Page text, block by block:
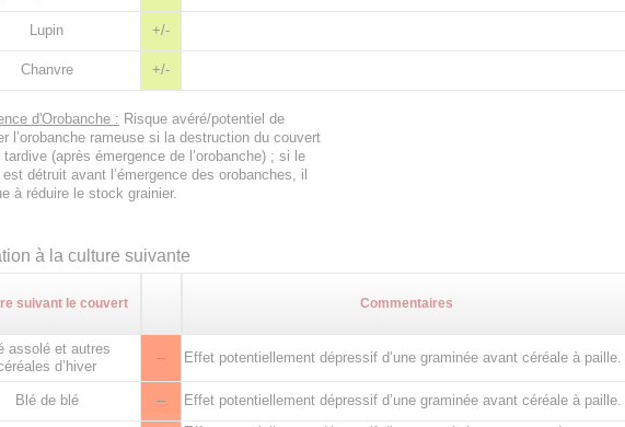
Lupin +/-
Chanvre +/-
d'Orobanche : Risque avéré/potentiel de
l’orobanche rameuse si la destruction du couvert
(après émergence de l’orobanche) ; si le
détruit avant l’émergence des orobanches, il
à réduire le stock grainier.
à la culture suivante
suivant le couvert Commentaires
assolé et autres
d’hiver
-- Effet potentiellement dépressif d’une graminée avant céréale à paille.
Blé de blé -- Effet potentiellement dépressif d’une graminée avant céréale à paille.